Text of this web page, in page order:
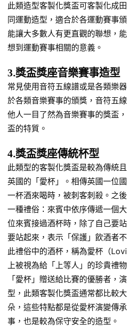
此類造型客製化獎盃可客製化成
同運動造型，適合於各運動賽事
能讓大多數人有更直觀的聯想，
想到運動賽事相關的意義。
3.獎盃獎座音樂賽事造型
常見使用音符五線譜或是各類樂
於各類音樂賽事的頒獎，音符五
他人一目了然為音樂賽事的獎盃
盃的特質。
4.獎盃獎座傳統杯型
此類型的客製化獎盃是較為傳統
英國的「愛杯」。相傳英國一位
一杯酒來喝時，被刺客刺殺。之
一種禮俗：來賓中依序傳遞一個
位來賓接過酒杯時，除了自己要
要站起來，表示「保護」飲酒者
此禮俗中的酒杯，稱為愛杯（
上被視為給「上等人」的珍貴禮
「愛杯」贈送給比賽的優勝者，
型，此類客製化獎盃通常都比較
朵，這些特點都是從愛杯演變傳
事，也是較為保守安全的造型。